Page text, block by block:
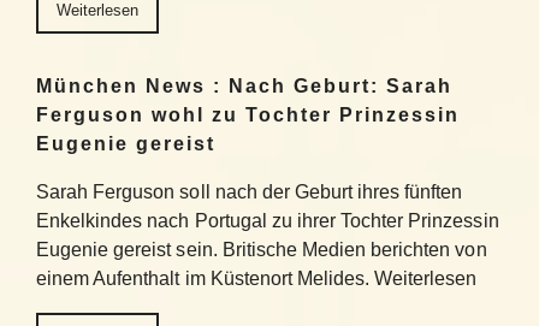
Weiterlesen
München News : Nach Geburt: Sarah
Ferguson wohl zu Tochter Prinzessin
Eugenie gereist
Sarah Ferguson soll nach der Geburt ihres fünften
Enkelkindes nach Portugal zu ihrer Tochter Prinzessin
Eugenie gereist sein. Britische Medien berichten von
einem Aufenthalt im Küstenort Melides. Weiterlesen